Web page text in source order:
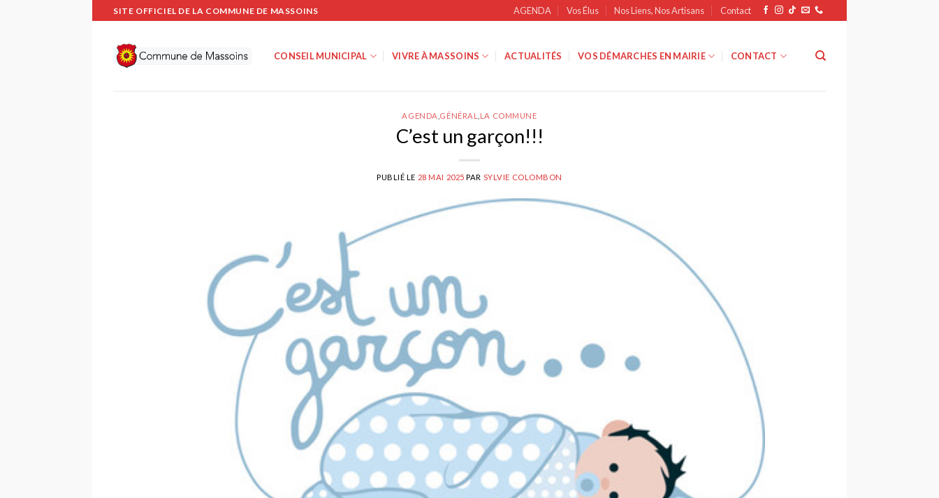
Passer
au
contenu
SITE OFFICIEL DE LA COMMUNE DE MASSOINS AGENDA Vos Élus Nos Liens, Nos Artisans Contact
CONSEIL MUNICIPAL VIVRE À MASSOINS ACTUALITÉS VOS DÉMARCHES EN MAIRIE CONTACT
AGENDA GÉNÉRAL LA COMMUNE
C’est un garçon!!!
PUBLIÉ LE 28 MAI 2025 PAR SYLVIE COLOMBON